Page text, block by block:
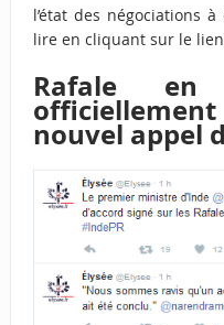
l’état des négociations
lire en cliquant sur le
Rafale en
nouvel appel